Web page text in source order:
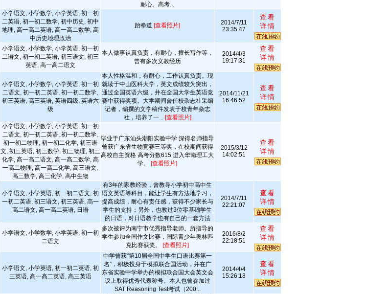
耐心。高考...
小学语文, 小学数学, 小学英语, 初一初
二英语, 初一初二数学, 初中历史, 初中
地理, 高一高二英语, 高一高二数学, 高
中历史地理政治
跆拳道 [查看照片]
2014/7/11
23:35:47
查看
详情
小学语文, 小学数学, 小学英语, 初一初
二语文, 初一初二英语, 初三语文, 初三
英语, 高一高二语文
本人做事认真负责，有耐心，擅长写作等，
曾有多次义教经历
2014/4/3
19:17:31
查看
详情
小学语文, 小学数学, 小学英语, 初一初
二语文, 初一初二英语, 初一初二数学,
初三英语, 高三英语, 英语四级, 英语六
级
本人性格温和，有耐心，工作认真负责。现
就读于中山医科大学，英文成绩较为突出，
通过全国英语六级，并在全国大学生英语竞
赛中获得奖项。大学期间曾任校杂志社采编
记者，编撰的文学稿件发表于校青年杂志
社，培养了一... [查看照片]
2014/11/21
16:46:52
查看
详情
小学语文, 小学数学, 小学英语, 初一初
二语文, 初一初二英语, 初一初二数学,
初一初二物理, 初一初二化学, 初三语
文, 初三英语, 初三数学, 初三物理, 初三
化学, 高一高二语文, 高一高二数学, 高
一高二物理, 高一高二化学, 高三语文,
高三数学, 高三化学, 高中生物
毕业于广东汕头潮阳实验中学 深得名师指导
曾获广东省生物竞赛三等奖，在校期间获得
高校自主资格 高考分数615 进入华南理工大
学。 [查看照片]
2015/3/12
14:02:51
查看
详情
小学语文, 小学英语, 初一初二语文, 初
一初二英语, 初三语文, 初三英语, 高一
高二语文, 高一高二英语, 日语
有3年的家教经验，曾教导小学初中高中生
语文英语等科目，能让学生有方法地学习，
提高成绩，耐心有责任感，获得不少家长与
学生的支持；另外，也教过3位零基础学生
的日语，对日语教学也有自己的一套方法
2014/7/11
22:21:07
查看
详情
小学语文, 小学数学, 小学英语, 初一初
二语文
多次被评为南宁市优秀指导老师。所指导的
学生参加全国作文比赛，国际青少年奥林匹
克比赛获奖。 [查看照片]
2016/8/2
22:18:51
查看
详情
小学语文, 小学英语, 初一初二英语, 初
三英语, 高一高二英语, 高三英语
中学曾获“第10届全国中学生口语比赛第一
名”，积极投身于模拟联合国活动，并在广
东省实验中学举办的模拟联合国大会英文会
议上取得优秀代表称号。本人也曾参加过
SAT Reasoning Test考试（200...
2014/4/4
15:26:18
查看
详情